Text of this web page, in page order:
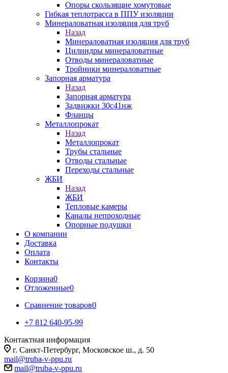
Опоры скользящие хомутовые
Гибкая теплотрасса в ППУ изоляции
Минераловатная изоляция для труб
Назад
Минераловатная изоляция для труб
Цилиндры минераловатные
Отводы минераловатные
Тройники минераловатные
Запорная арматура
Назад
Запорная арматура
Задвижки 30с41нж
Фланцы
Металлопрокат
Назад
Металлопрокат
Трубы стальные
Отводы стальные
Переходы стальные
ЖБИ
Назад
ЖБИ
Тепловые камеры
Каналы непроходные
Опорные подушки
О компании
Доставка
Оплата
Контакты
Корзина0
Отложенные0
Сравнение товаров0
+7 812 640-95-99
Контактная информация
г. Санкт-Петербург, Московское ш., д. 50
mail@truba-v-ppu.ru
mail@truba-v-ppu.ru